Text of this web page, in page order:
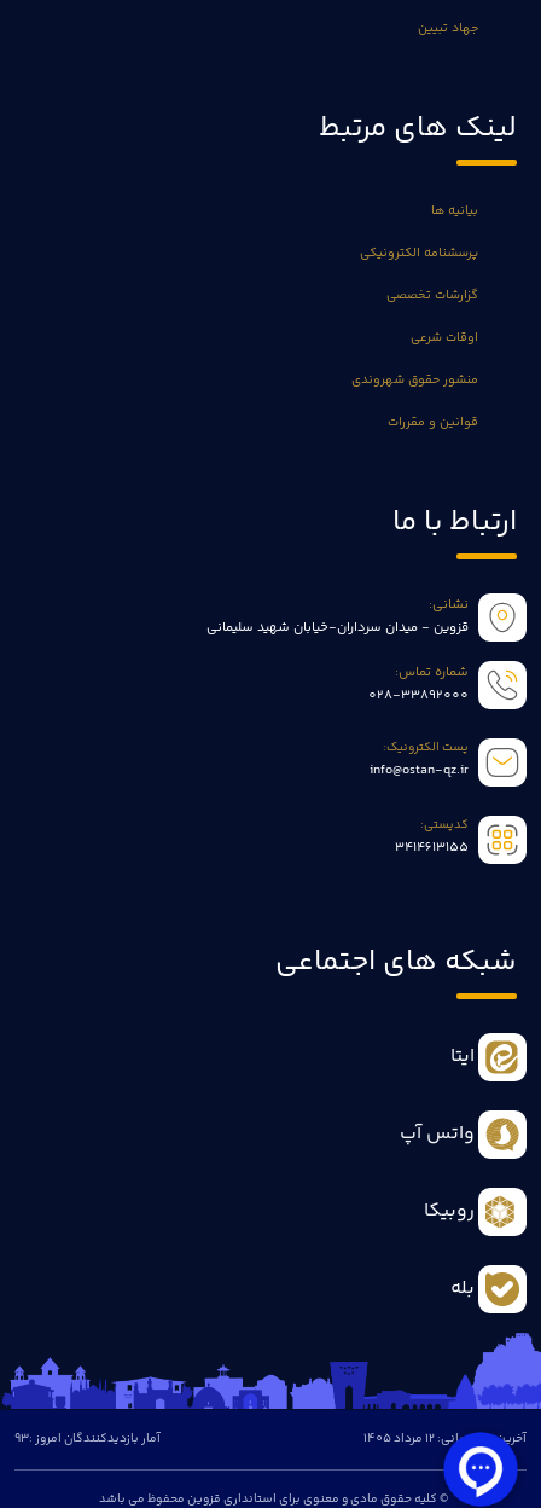
جهاد تبیین
لینک های مرتبط
بیانیه ها
پرسشنامه الکترونیکی
گزارشات تخصصی
اوقات شرعی
منشور حقوق شهروندی
قوانین و مقررات
ارتباط با ما
نشانی:
قزوین - میدان سرداران-خیابان شهید سلیمانی
شماره تماس:
028-33892000
پست الکترونیک:
info@ostan-qz.ir
کدپستی:
3414613155
شبکه های اجتماعی
ایتا
واتس آپ
روبیکا
بله
آخرین بروزرسانی: 12 مرداد 1405
© کلیه حقوق مادی و معنوی برای استانداری قزوین محفوظ می باشد
آمار بازدیدکنندگان امروز :93